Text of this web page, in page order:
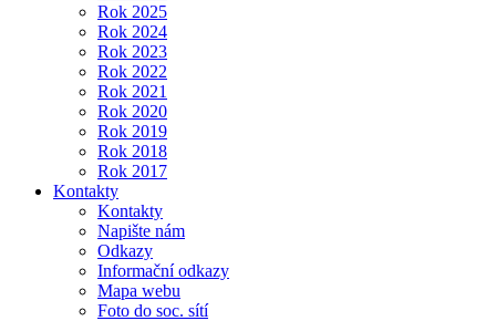
Rok 2025
Rok 2024
Rok 2023
Rok 2022
Rok 2021
Rok 2020
Rok 2019
Rok 2018
Rok 2017
Kontakty
Kontakty
Napište nám
Odkazy
Informační odkazy
Mapa webu
Foto do soc. sítí